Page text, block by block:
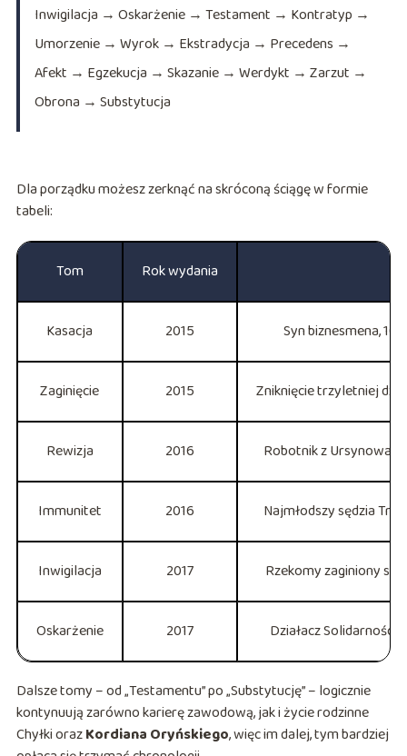
Inwigilacja → Oskarżenie → Testament → Kontratyp →
Umorzenie → Wyrok → Ekstradycja → Precedens →
Afekt → Egzekucja → Skazanie → Werdykt → Zarzut →
Obrona → Substytucja
Dla porządku możesz zerknąć na skróconą ściągę w formie
tabeli:
Tom Rok wydania
Kasacja 2015 Syn biznesmena, 10
Zaginięcie 2015 Zniknięcie trzyletniej
Rewizja 2016 Robotnik z Ursynowa,
Immunitet 2016 Najmłodszy sędzia
Inwigilacja 2017 Rzekomy zaginiony
Oskarżenie 2017 Działacz Solidarności
Dalsze tomy – od „Testamentu” po „Substytucję” – logicznie
kontynuują zarówno karierę zawodową, jak i życie rodzinne
Chyłki orazKordiana Oryńskiego, więc im dalej, tym bardziej